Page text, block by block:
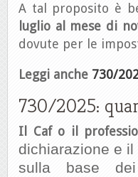
A tal proposito è
luglio al mese di
dovute per le
Leggi anche 730/
730/2025:
Il Caf o il
dichiarazione e il
sulla base